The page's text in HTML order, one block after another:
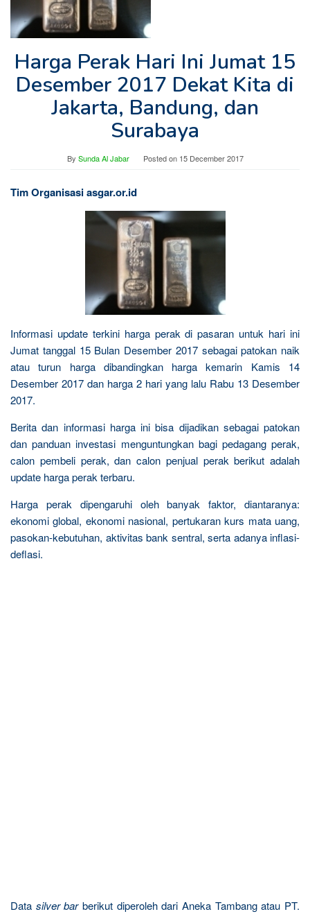
Harga Perak Hari Ini Jumat 15
Desember 2017 Dekat Kita di
Jakarta, Bandung, dan
Surabaya
By Sunda Al Jabar Posted on 15 December 2017
Tim Organisasi asgar.or.id
Informasi update terkini harga perak di pasaran untuk hari ini
Jumat tanggal 15 Bulan Desember 2017 sebagai patokan naik
atau turun harga dibandingkan harga kemarin Kamis 14
Desember 2017 dan harga 2 hari yang lalu Rabu 13 Desember
2017.
Berita dan informasi harga ini bisa dijadikan sebagai patokan
dan panduan investasi menguntungkan bagi pedagang perak,
calon pembeli perak, dan calon penjual perak berikut adalah
update harga perak terbaru.
Harga perak dipengaruhi oleh banyak faktor, diantaranya:
ekonomi global, ekonomi nasional, pertukaran kurs mata uang,
pasokan-kebutuhan, aktivitas bank sentral, serta adanya inflasi-
deflasi.
Data silver barberikut diperoleh dari Aneka Tambang atau PT.